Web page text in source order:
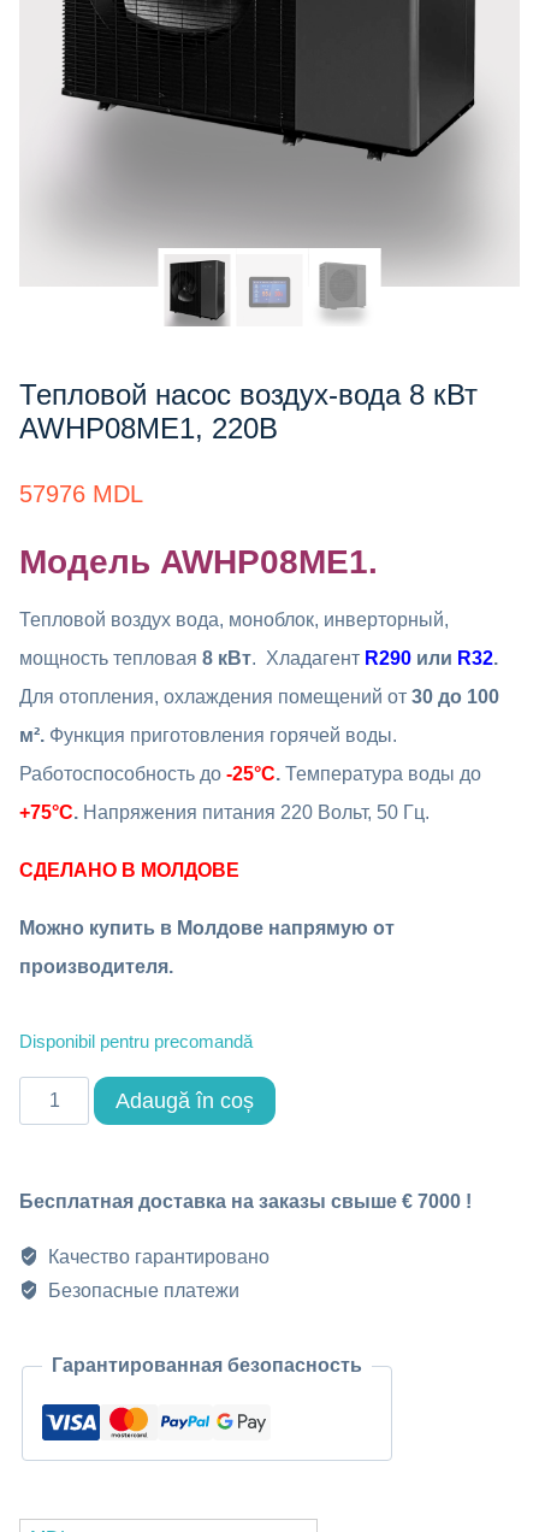
Тепловой насос воздух-вода 8 кВт
AWHP08ME1, 220В
57976 MDL
Модель AWHP08MЕ1.
Тепловой воздух вода, моноблок, инверторный,
мощность тепловая 8 кВт. Хладагент R290 или R32.
Для отопления, охлаждения помещений от 30 до 100
м². Функция приготовления горячей воды.
Работоспособность до -25°C. Температура воды до
+75°C. Напряжения питания 220 Вольт, 50 Гц.
СДЕЛАНО В МОЛДОВЕ
Можно купить в Молдове напрямую от
производителя.
Disponibil pentru precomandă
Cantitate
воздух-
вода
8
AWHP08ME1,
220В
Adaugă în coș
Бесплатная доставка на заказы свыше € 7000 !
Качество гарантировано
Безопасные платежи
Гарантированная безопасность